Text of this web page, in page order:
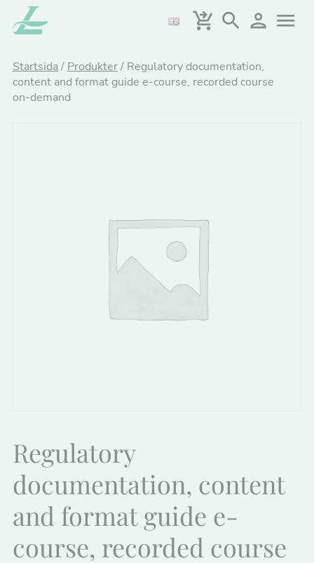
Hoppa
till
Startsida/ Produkter/ Regulatory documentation,
content and format guide e-course, recorded course
on-demand
Regulatory
documentation, content
and format guide e-
course, recorded course